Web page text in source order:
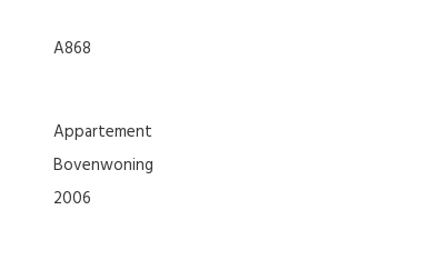
A868
appartement
bovenwoning
2006